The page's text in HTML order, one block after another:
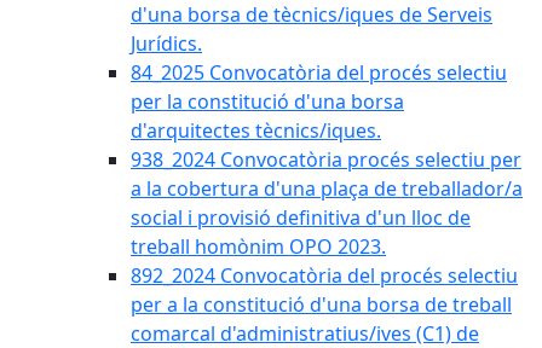
d'una borsa de tècnics/iques de Serveis
Jurídics.
84_2025 Convocatòria del procés selectiu
per la constitució d'una borsa
d'arquitectes tècnics/iques.
938_2024 Convocatòria procés selectiu per
a la cobertura d'una plaça de treballador/a
social i provisió definitiva d'un lloc de
treball homònim OPO 2023.
892_2024 Convocatòria del procés selectiu
per a la constitució d'una borsa de treball
comarcal d'administratius/ives (C1) de